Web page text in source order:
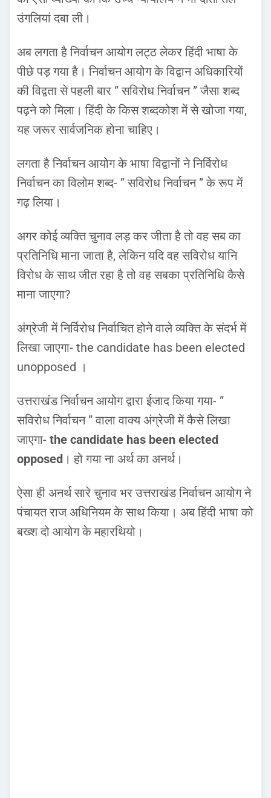
उंगलियां दबा ली।
अब लगता है निर्वाचन आयोग लट्ठ लेकर हिंदी भाषा के
पीछे पड़ गया है। निर्वाचन आयोग के विद्वान अधिकारियों
की विद्वता से पहली बार ” सविरोध निर्वाचन ” जैसा शब्द
पढ़ने को मिला। हिंदी के किस शब्दकोश में से खोजा गया,
यह जरूर सार्वजनिक होना चाहिए।
लगता है निर्वाचन आयोग के भाषा विद्वानों ने निर्विरोध
निर्वाचन का विलोम शब्द- ” सविरोध निर्वाचन ” के रूप में
गढ़ लिया।
अगर कोई व्यक्ति चुनाव लड़ कर जीता है तो वह सब का
प्रतिनिधि माना जाता है, लेकिन यदि वह सविरोध यानि
विरोध के साथ जीत रहा है तो वह सबका प्रतिनिधि कैसे
माना जाएगा?
अंग्रेजी में निर्विरोध निर्वाचित होने वाले व्यक्ति के संदर्भ में
लिखा जाएगा- the candidate has been elected
unopposed ।
उत्तराखंड निर्वाचन आयोग द्वारा ईजाद किया गया- ”
सविरोध निर्वाचन ” वाला वाक्य अंग्रेजी में कैसे लिखा
जाएगा- the candidate has been elected
opposed । हो गया ना अर्थ का अनर्थ।
ऐसा ही अनर्थ सारे चुनाव भर उत्तराखंड निर्वाचन आयोग ने
पंचायत राज अधिनियम के साथ किया। अब हिंदी भाषा को
बख्श दो आयोग के महारथियो।